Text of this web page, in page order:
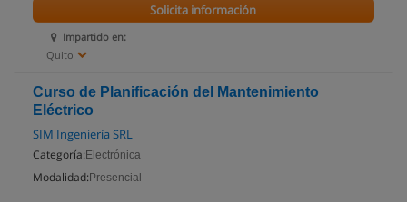
Impartido en:
Quito
Solicita información
Curso de Planificación del Mantenimiento
Eléctrico
SIM Ingeniería SRL
Categoría: Electrónica
Modalidad: Presencial